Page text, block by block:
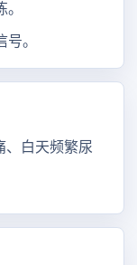
。
、白天频繁尿